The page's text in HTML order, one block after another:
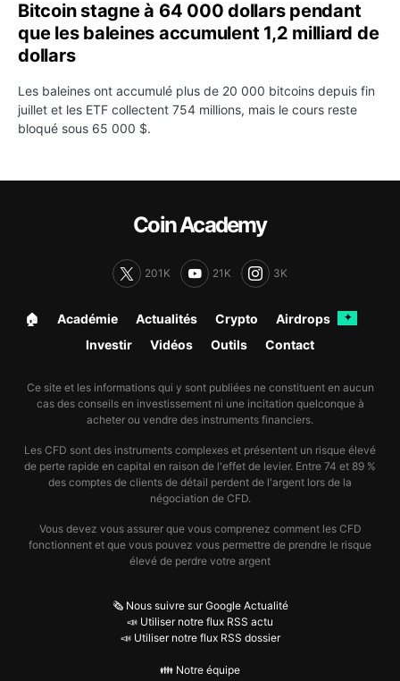
Bitcoin stagne à 64 000 dollars pendant
que les baleines accumulent 1,2 milliard de
dollars
Les baleines ont accumulé plus de 20 000 bitcoins depuis fin
juillet et les ETF collectent 754 millions, mais le cours reste
bloqué sous 65 000 $.
Coin Academy
201K 21K 3K
🏠︎ Académie Actualités Crypto Airdrops ✦
Investir Vidéos Outils Contact
Ce site et les informations qui y sont publiées ne constituent en aucun
cas des conseils en investissement ni une incitation quelconque à
acheter ou vendre des instruments financiers.
Les CFD sont des instruments complexes et présentent un risque élevé
de perte rapide en capital en raison de l'effet de levier. Entre 74 et 89 %
des comptes de clients de détail perdent de l'argent lors de la
négociation de CFD.
Vous devez vous assurer que vous comprenez comment les CFD
fonctionnent et que vous pouvez vous permettre de prendre le risque
élevé de perdre votre argent
🗞️ Nous suivre sur Google Actualité
📣 Utiliser notre flux RSS actu
📣 Utiliser notre flux RSS dossier
👪 Notre équipe